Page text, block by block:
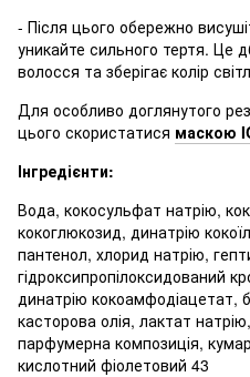
- Після цього обережно
уникайте сильного тертя. Це
волосся та зберігає колір
Для особливо доглянутого
цього скористатися маскою
Інгредієнти:
Вода, кокосульфат натрію,
кокоглюкозид, динатрію
пантенол, хлорид натрію,
гідроксипропілоксидований
динатрію кокоамфодіацетат,
касторова олія, лактат
парфумерна композиція,
кислотний фіолетовий 43